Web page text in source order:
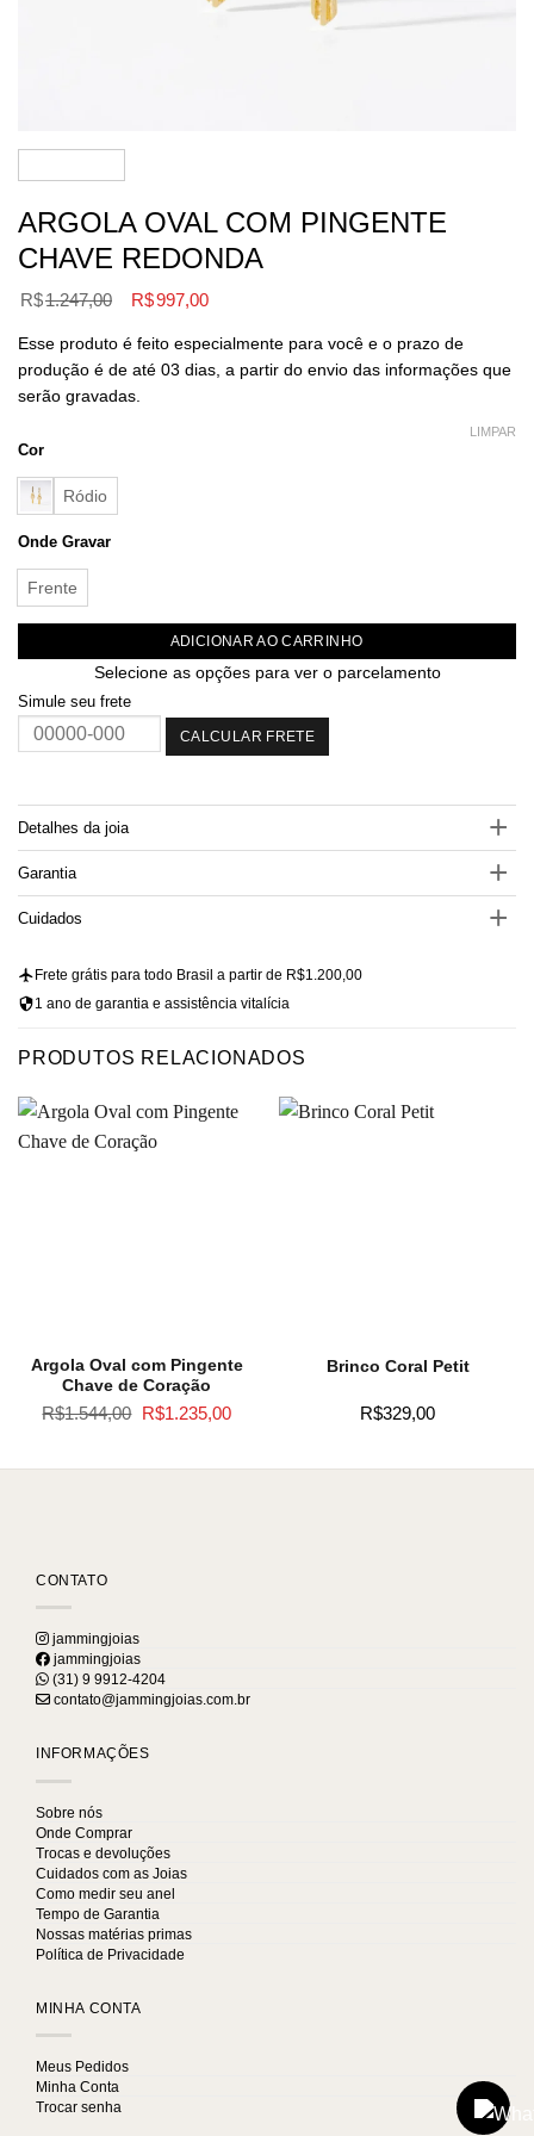
ARGOLA OVAL COM PINGENTE
CHAVE REDONDA
R$1.247,00
O
original
era:
R$1.247,00.
R$997,00O
atual
é:
Esse produto é feito especialmente para você e o prazo de
produção é de até 03 dias, a partir do envio das informações que
serão gravadas.
Cor
Ródio
Onde Gravar
Frente
LIMPAR
ADICIONAR AO CARRINHO
Selecione as opções para ver o parcelamento
Simule seu frete
CALCULAR FRETE
Detalhes da joia
Garantia
Cuidados
Frete grátis para todo Brasil a partir de R$1.200,00
1 ano de garantia e assistência vitalícia
PRODUTOS RELACIONADOS
Argola Oval com Pingente
Chave de Coração
R$1.544,00
O
preço
R$1.544,00.
R$1.235,00O
R$1.235,00.
Brinco Coral Petit
R$329,00
CONTATO
jammingjoias
jammingjoias
(31) 9 9912-4204
contato@jammingjoias.com.br
INFORMAÇÕES
Sobre nós
Onde Comprar
Trocas e devoluções
Cuidados com as Joias
Como medir seu anel
Tempo de Garantia
Nossas matérias primas
Política de Privacidade
MINHA CONTA
Meus Pedidos
Minha Conta
Trocar senha